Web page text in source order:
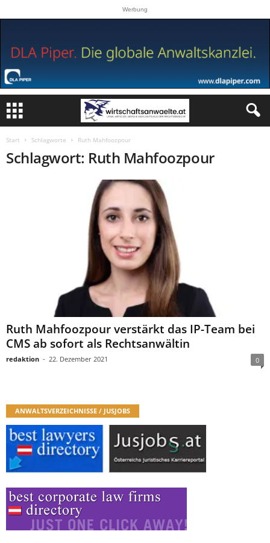
Werbung
Start Schlagworte Ruth Mahfoozpour
Schlagwort: Ruth Mahfoozpour
Ruth Mahfoozpour verstärkt das IP-Team bei
CMS ab sofort als Rechtsanwältin
redaktion - 22. Dezember 2021 0
ANWALTSVERZEICHNISSE / JUSJOBS